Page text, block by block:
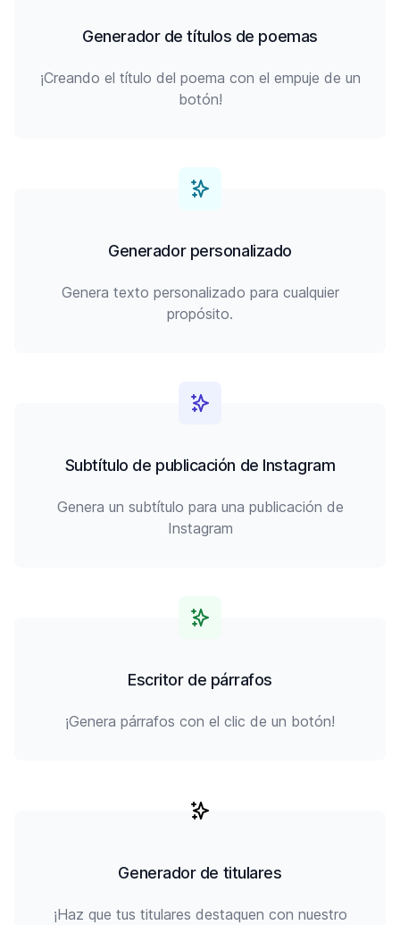
Generador de títulos de poemas
¡Creando el título del poema con el empuje de un
botón!
Generador personalizado
Genera texto personalizado para cualquier
propósito.
Subtítulo de publicación de Instagram
Genera un subtítulo para una publicación de
Instagram
Escritor de párrafos
¡Genera párrafos con el clic de un botón!
Generador de titulares
¡Haz que tus titulares destaquen con nuestro